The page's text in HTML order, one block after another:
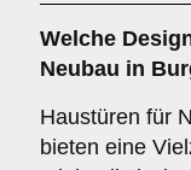
Welche
Neubau in
Haustüren für
bieten eine